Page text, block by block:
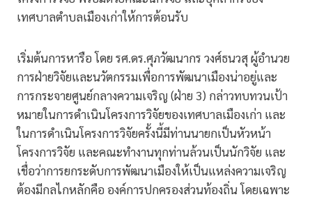
เทศบาลตำบลเมืองเก่าให้การต้อนรับ
เริ่มต้นการหารือ โดย รศ.ดร.ศุภวัฒนากร วงศ์ธนวสุ ผู้อำนวย
การฝ่ายวิจัยและนวัตกรรมเพื่อการพัฒนาเมืองน่าอยู่และ
การกระจายศูนย์กลางความเจริญ (ฝ่าย 3) กล่าวทบทวนเป้า
หมายในการดำเนินโครงการวิจัยของเทศบาลเมืองเก่า และ
ในการดำเนินโครงการวิจัยครั้งนี้มีท่านนายกเป็นหัวหน้า
โครงการวิจัย และคณะทำงานทุกท่านล้วนเป็นนักวิจัย และ
เชื่อว่าการยกระดับการพัฒนาเมืองให้เป็นแหล่งความเจริญ
ต้องมีกลไกหลักคือ องค์การปกครองส่วนท้องถิ่น โดยเฉพาะ